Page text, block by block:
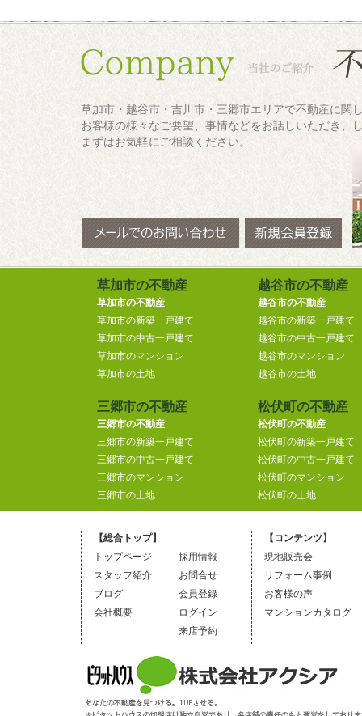
草加市・越谷市・吉川市・三郷市エリアで不動産に関
お客様の様々なご要望、事情などをお話しいただき、
まずはお気軽にご相談ください。
草加市の不動産
草加市の不動産
草加市の新築一戸建て
草加市の中古一戸建て
草加市のマンション
草加市の土地
越谷市の不動産
越谷市の不動産
越谷市の新築一戸建て
越谷市の中古一戸建て
越谷市のマンション
越谷市の土地
三郷市の不動産
三郷市の不動産
三郷市の新築一戸建て
三郷市の中古一戸建て
三郷市のマンション
三郷市の土地
松伏町の不動産
松伏町の不動産
松伏町の新築一戸建て
松伏町の中古一戸建て
松伏町のマンション
松伏町の土地
【総合トップ】
トップページ
スタッフ紹介
ブログ
会社概要
採用情報
お問合せ
会員登録
ログイン
来店予約
【コンテンツ】
現地販売会
リフォーム事例
お客様の声
マンションカタログ